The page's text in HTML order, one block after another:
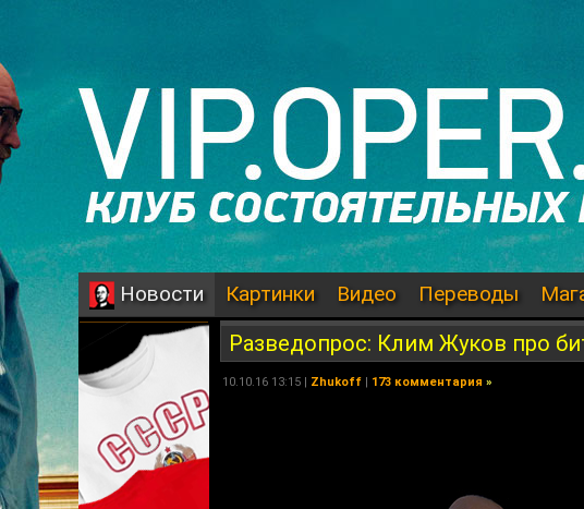
Новости Картинки Видео Переводы
Разведопрос: Клим Жуков про
10.10.16 13:15 | Zhukoff | 173 комментария »